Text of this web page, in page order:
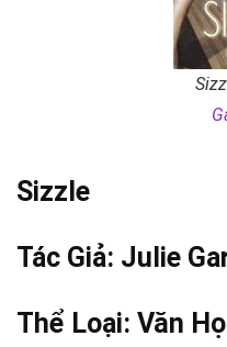
Sizzle
Tác Giả: Julie
Thể Loại: Văn